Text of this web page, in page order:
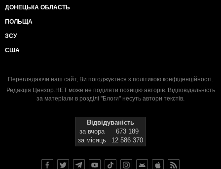
ДОНЕЦЬКА ОБЛАСТЬ
ПОЛЬЩА
ЗСУ
США
Переглядаючи наш сайт, Ви погоджуєтеся з політикою конфіденційності.
Редакція Цензор.НЕТ може не поділяти позицію авторів. Відповідальність
за матеріали в розділі "Блоги" несуть автори текстів.
Відвідуваність
за вчора
673 189
за місяць
12 586 370